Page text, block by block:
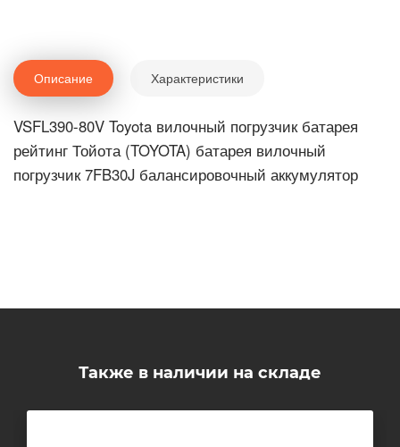
Описание Характеристики
VSFL390-80V Toyota вилочный погрузчик батарея
рейтинг Тойота (TOYOTA) батарея вилочный
погрузчик 7FB30J балансировочный аккумулятор
Также в наличии на складе